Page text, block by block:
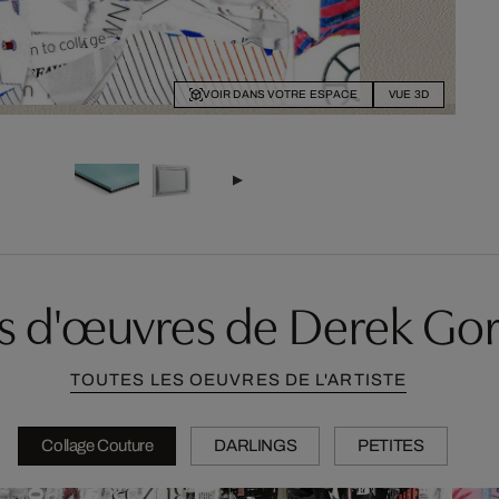
VOIR DANS VOTRE ESPACE VUE 3D
d'œuvres de Derek
TOUTES LES OEUVRES DE L'ARTISTE
Collage Couture DARLINGS PETITES